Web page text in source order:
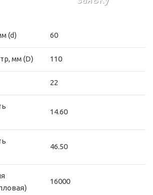
(d) 60
мм (D) 110
22
14.60
46.50
16000